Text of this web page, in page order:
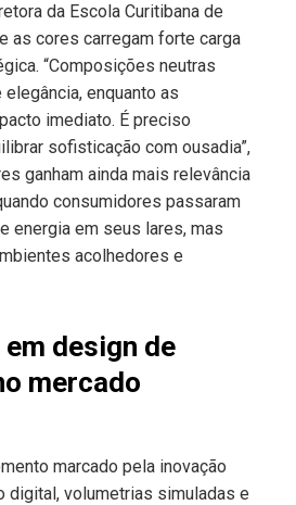
da Escola Curitibana de
as cores carregam forte carga
“Composições neutras
enquanto as
imediato. É preciso
sofisticação com ousadia”,
ganham ainda mais relevância
consumidores passaram
energia em seus lares, mas
acolhedores e
design de
mercado
marcado pela inovação
digital, volumetrias simuladas e